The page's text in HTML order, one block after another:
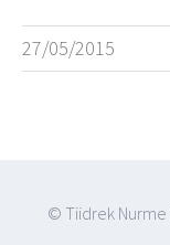
27/05/2015
© Tiidrek Nurme